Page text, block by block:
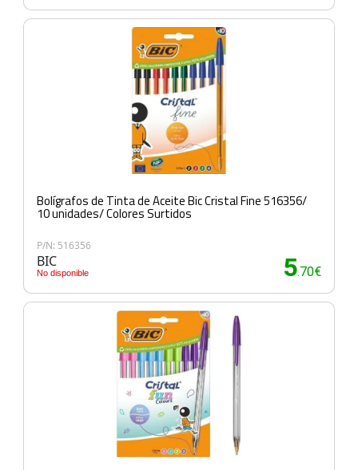
Bolígrafos de Tinta de Aceite Bic Cristal Fine 516356/
10 unidades/ Colores Surtidos
P/N: 516356
BIC
No disponible 5.70€